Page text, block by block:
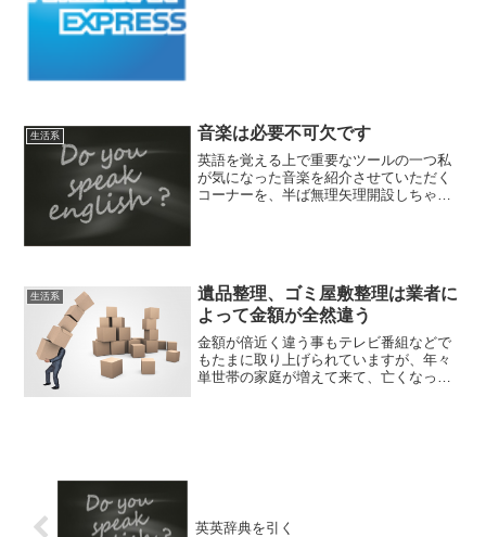
生活系 音楽は必要不可欠です
英語を覚える上で重要なツールの一つ私
が気になった音楽を紹介させていただく
コーナーを、半ば無理矢理開設しちゃお
生活系
遺品整理、ゴミ屋敷整理は業者に
よって金額が全然違う
金額が倍近く違う事もテレビ番組などで
もたまに取り上げられていますが、年々
単世帯の家庭が増えて来て、亡くなって
英英辞典を引く